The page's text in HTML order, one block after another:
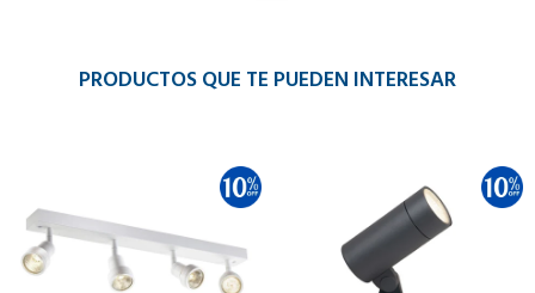
PRODUCTOS QUE TE PUEDEN INTERESAR